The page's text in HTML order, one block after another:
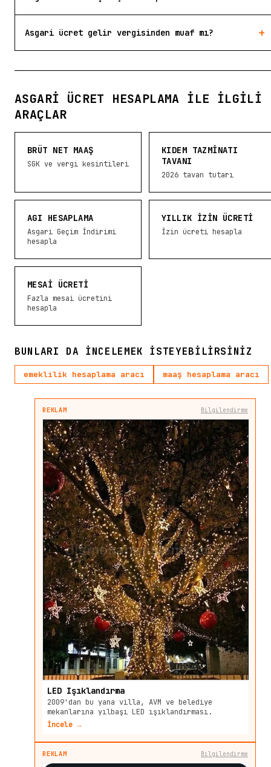
Asgari ücret gelir vergisinden muaf mı? +
ASGARI ÜCRET HESAPLAMA ILE İLGILI
ARAÇLAR
BRÜT NET MAAŞ
SGK ve vergi kesintileri
KIDEM TAZMINATI
TAVANI
2026 tavan tutarı
AGI HESAPLAMA
Asgari Geçim İndirimi
hesapla
YILLIK İZIN ÜCRETI
İzin ücreti hesapla
MESAI ÜCRETI
Fazla mesai ücretini
hesapla
BUNLARI DA INCELEMEK ISTEYEBILIRSINIZ
emeklilik hesaplama aracı maaş hesaplama aracı
REKLAM Bilgilendirme
LED Işıklandırma
2009'dan bu yana villa, AVM ve belediye
mekanlarına yılbaşı LED ışıklandırması.
İncele →
REKLAM Bilgilendirme